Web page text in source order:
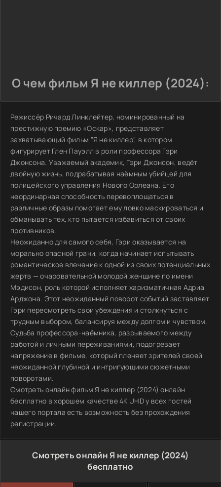
О чем фильм Я не киллер (2024):
Режиссёр Ричард Линклейтер, номинированный на
престижную премию «Оскар», представляет
захватывающий фильм "Я не киллер", в котором
фигурирует Глен Пауэлл в роли профессора Гэри
Джонсона. Уважаемый академик, Гэри Джонсон, ведёт
двойную жизнь, подрабатывая наёмным убийцей для
полицейского управления Нового Орлеана. Его
неординарная способность перевоплощаться в
различные образы помогает ему ловко маскироваться и
обманывать тех, кто пытается избавиться от своих
противников.
Неожиданно для самого себя, Гэри оказывается на
морально опасной грани, когда начинает испытывать
романтическое влечение к одной из своих потенциальных
жертв — очаровательной молодой женщине по имени
Мэдисон, роль которой исполняет харизматичная Адриа
Арджона. Этот неожиданный поворот событий заставляет
Гэри пересмотреть свои убеждения и столкнуться с
трудным выбором, балансируя между долгом и чувством.
Судьба профессора-наёмника, разрываемого между
работой и личными переживаниями, подогревает
напряжение в фильме, который пленяет зрителей своей
неожиданной глубиной и интригующими сюжетными
поворотами.
Смотреть онлайн фильм Я не киллер (2024) онлайн
бесплатно в хорошем качестве 4K UHD у всех гостей
нашего портала есть возможность без прохождения
регистрации.
Смотреть онлайн Я не киллер (2024)
бесплатно